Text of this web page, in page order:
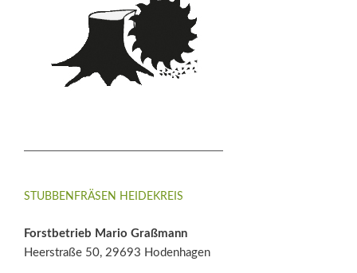
STUBBENFRÄSEN HEIDEKREIS
Forstbetrieb Mario Graßmann
Heerstraße 50, 29693 Hodenhagen